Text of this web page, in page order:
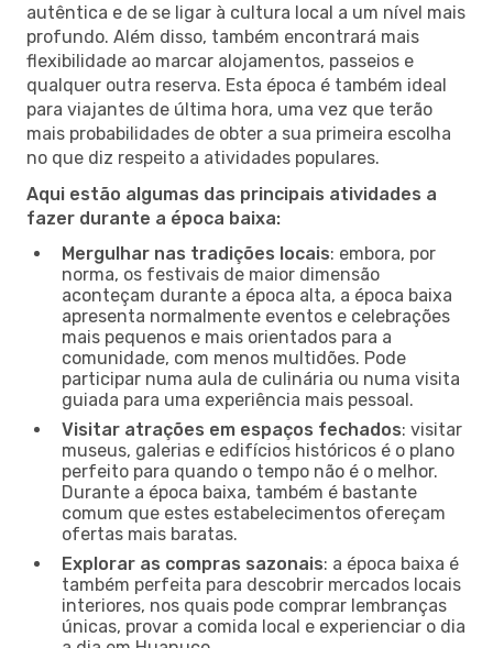
autêntica e de se ligar à cultura local a um nível mais
profundo. Além disso, também encontrará mais
flexibilidade ao marcar alojamentos, passeios e
qualquer outra reserva. Esta época é também ideal
para viajantes de última hora, uma vez que terão
mais probabilidades de obter a sua primeira escolha
no que diz respeito a atividades populares.
Aqui estão algumas das principais atividades a
fazer durante a época baixa:
Mergulhar nas tradições locais: embora, por
norma, os festivais de maior dimensão
aconteçam durante a época alta, a época baixa
apresenta normalmente eventos e celebrações
mais pequenos e mais orientados para a
comunidade, com menos multidões. Pode
participar numa aula de culinária ou numa visita
guiada para uma experiência mais pessoal.
Visitar atrações em espaços fechados: visitar
museus, galerias e edifícios históricos é o plano
perfeito para quando o tempo não é o melhor.
Durante a época baixa, também é bastante
comum que estes estabelecimentos ofereçam
ofertas mais baratas.
Explorar as compras sazonais: a época baixa é
também perfeita para descobrir mercados locais
interiores, nos quais pode comprar lembranças
únicas, provar a comida local e experienciar o dia